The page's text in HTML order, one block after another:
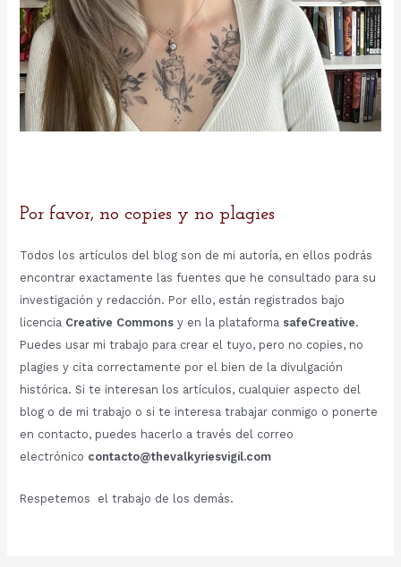
Por favor, no copies y no plagies
Todos los artículos del blog son de mi autoría, en ellos podrás
encontrar exactamente las fuentes que he consultado para su
investigación y redacción. Por ello, están registrados bajo
licencia Creative Commonsy en la plataforma safeCreative.
Puedes usar mi trabajo para crear el tuyo, pero no copies, no
plagies y cita correctamente por el bien de la divulgación
histórica. Si te interesan los artículos, cualquier aspecto del
blog o de mi trabajo o si te interesa trabajar conmigo o ponerte
en contacto, puedes hacerlo a través del correo
electrónico contacto@thevalkyriesvigil.com
Respetemos el trabajo de los demás.